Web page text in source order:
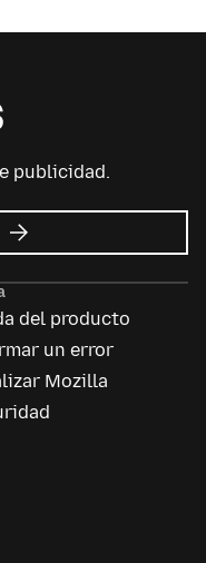
publicidad.
sobre
Mozilla
del producto
un error
Mozilla